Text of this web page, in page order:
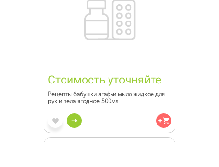
Стоимость уточняйте
Рецепты бабушки агафьи мыло жидкое для
рук и тела ягодное 500мл